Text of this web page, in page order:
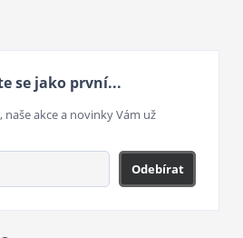
se jako první...
akce a novinky Vám už
Odebírat